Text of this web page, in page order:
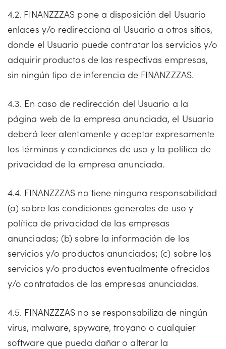
4.2. FINANZZZAS pone a disposición del Usuario
enlaces y/o redirecciona al Usuario a otros sitios,
donde el Usuario puede contratar los servicios y/o
adquirir productos de las respectivas empresas,
sin ningún tipo de inferencia de FINANZZZAS.
4.3. En caso de redirección del Usuario a la
página web de la empresa anunciada, el Usuario
deberá leer atentamente y aceptar expresamente
los términos y condiciones de uso y la política de
privacidad de la empresa anunciada.
4.4. FINANZZZAS no tiene ninguna responsabilidad
(a) sobre las condiciones generales de uso y
política de privacidad de las empresas
anunciadas; (b) sobre la información de los
servicios y/o productos anunciados; (c) sobre los
servicios y/o productos eventualmente ofrecidos
y/o contratados de las empresas anunciadas.
4.5. FINANZZZAS no se responsabiliza de ningún
virus, malware, spyware, troyano o cualquier
software que pueda dañar o alterar la